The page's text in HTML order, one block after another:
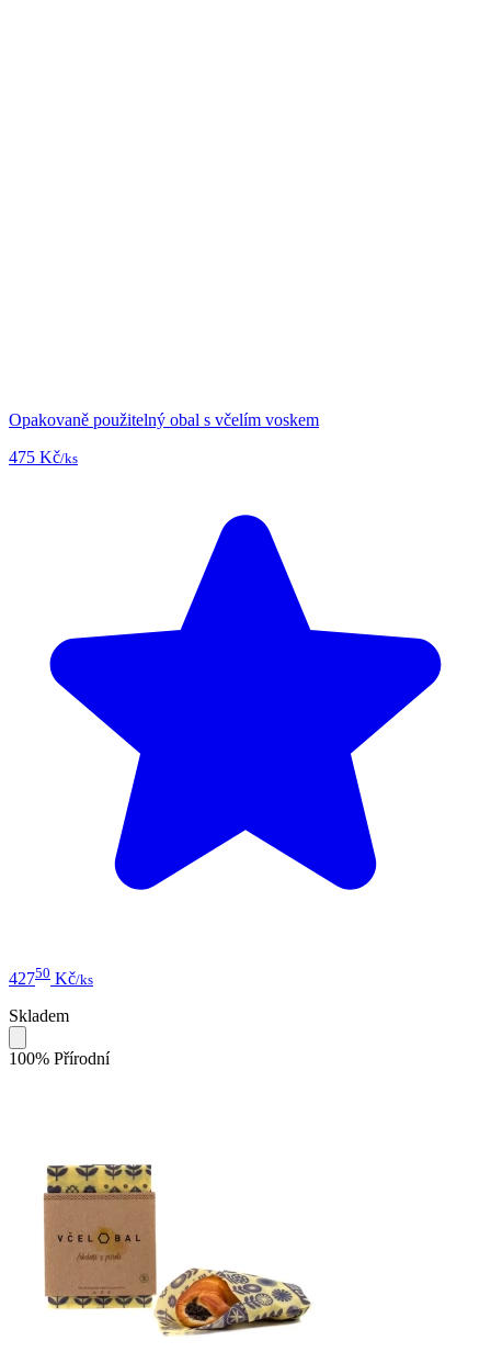
Opakovaně použitelný obal s včelím voskem
475 Kč/ks
42750 Kč/ks
Skladem
100% Přírodní